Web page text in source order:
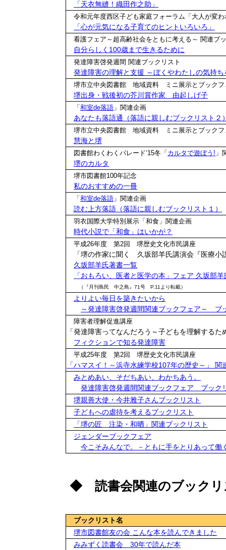
「天衣無縫！織田作之助」
令和元年度西区子ども家庭フォーラム「大人が変
「心が元気になる子育てのヒントいろいろ」
看護フェア～超高齢社会をともに考える～ 関連ブ
自分らしく100歳まで生きるために
発達障害啓発週間 関連ブックリスト
発達障害の理解と支援 ～ぼくやわたしの気持
堺市立中央図書館 地域資料 ミニ展示とブックフ
堺出身・戦後初の芥川賞作家 由起しげ子
「和室de落語 」関連企画
あなたも落語通（落語に親しむブックリスト２
堺市立中央図書館 地域資料 ミニ展示とブックフ
慧海と堺
図書館わくわくパレード‘15冬「 カルタで遊ぼう! 」
堺のカルタ
堺市図書館100年記念
私のおすすめの一冊
「和室de落語 」関連企画
読む上方落語（落語に親しむブックリスト１）
羽衣国際大学特別展示「和食」関連企画
時代小説で「和食」はいかが？
平成26年度 第2回 堺歴史文化市民講座
「堺の作家に聞く 久坂部羊氏講演会『医療小
久坂部羊氏著書一覧
「おもろい、医者と医学の本」フェア 久坂部
（『月刊島民 中之島』71号 P.11より転載）
よりよい毎日を築きたいから
～発達障害啓発週間関連ブックフェア～ ブ
障害者理解促進講座
「発達障害ってなんだろう～子どもを理解する
フィクションで知る発達障害
平成25年度 第2回 堺歴史文化市民講座
「ハマスイ！～浜寺水練学校107年の歴史～」 関
みとめあい、そだちあい、わかちあう。
発達障害啓発週間関連ブックフェア ブック
堺親善大使・今井雅子さんブックリスト
子どもへの虐待を考えるブックリスト
「堺の匠 注染・和晒」関連ブックリスト
ジェンダーブックフェア
今こそみんなで。－ともに手をとりあって働
◆ 読書会関連のブック
ブックリスト名
堺市図書館友の会 こんな本を読んできました
みみずく読書会 30年で読んだ本